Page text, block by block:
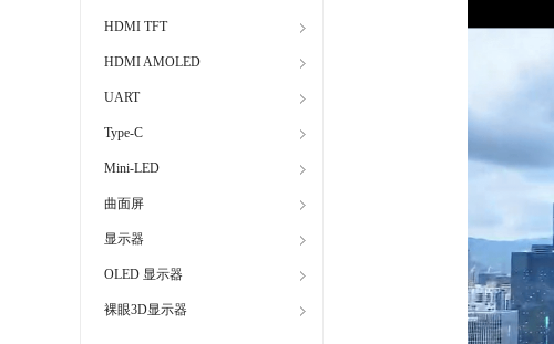
HDMI TFT
HDMI AMOLED
UART
Type-C
Mini-LED
曲面屏
显示器
OLED 显示器
裸眼3D显示器